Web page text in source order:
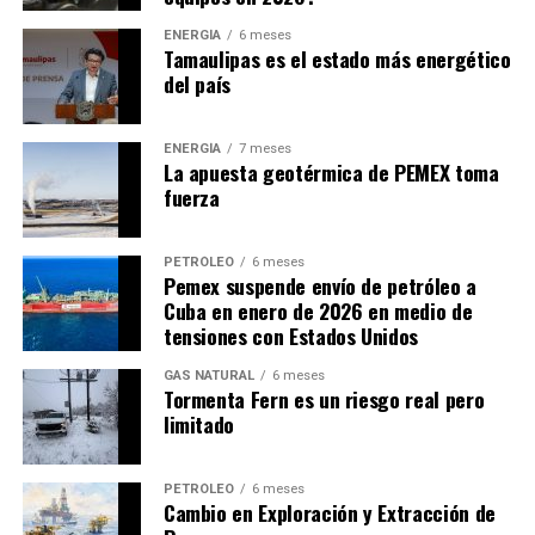
materia energética’, también se encuentra el Instituto
Nacional de Electricidad y Energías Limpias y el
Instituto Nacional de Investigaciones Nucleares,
quienes recibirán 32 y 63 veces más recursos que
LitioMx, respectivamente.
Apenas el 10 de marzo de 2023, LitioMx presentó un
estatuto orgánico de la empresa, que tiene por objeto
establecer las bases conforme a las cuales se regirá la
organización, jerarquía, funcionamiento y atribuciones
de la estructura organizacional que integra Litio para
México, así como las funciones, organización,
funcionamiento y facultades de su Consejo de
Administración, su director general, y sus distintos
niveles de organización.
De acuerdo con el decreto publicado hace dos años en el
Diario Oficial de la Federación (DOF), las erogaciones
ENERGÍA 6 meses
Tamaulipas es el estado más energético
del país
ENERGÍA 7 meses
La apuesta geotérmica de PEMEX toma
fuerza
PETRÓLEO 6 meses
Pemex suspende envío de petróleo a
Cuba en enero de 2026 en medio de
tensiones con Estados Unidos
GAS NATURAL 6 meses
Tormenta Fern es un riesgo real pero
limitado
PETRÓLEO 6 meses
Cambio en Exploración y Extracción de